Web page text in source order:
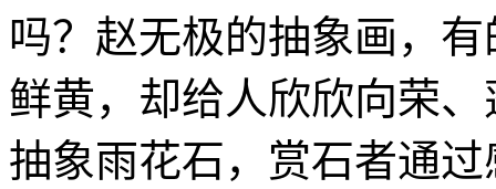
吗？赵无极的抽象画，
鲜黄，却给人欣欣向荣
抽象雨花石，赏石者通